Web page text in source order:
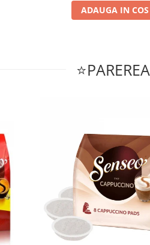
ADAUGA IN COS